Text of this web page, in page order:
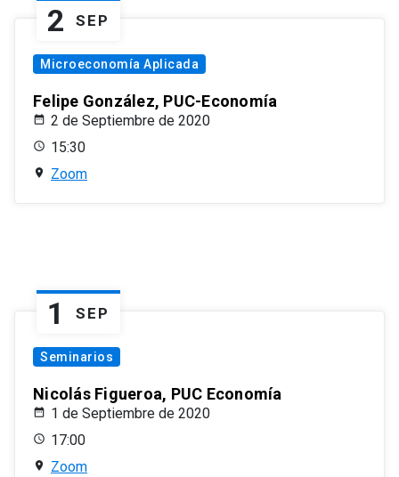
2 SEP
Microeconomía Aplicada
Felipe González, PUC-Economía
2 de Septiembre de 2020
15:30
Zoom
1 SEP
Seminarios
Nicolás Figueroa, PUC Economía
1 de Septiembre de 2020
17:00
Zoom